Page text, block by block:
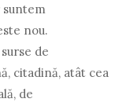
nou.
de
citadină, atât cea
de